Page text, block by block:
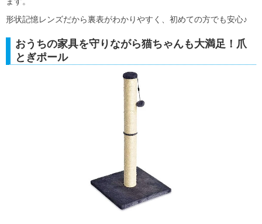
形状記憶レンズだから裏表がわかりやすく、初めての方でも安心♪
おうちの家具を守りながら猫ちゃんも大満足！爪
とぎポール